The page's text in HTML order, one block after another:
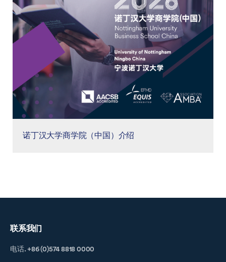
诺丁汉大学商学院（中国）介绍
联系我们
电话. +86 (0)574 8818 0000